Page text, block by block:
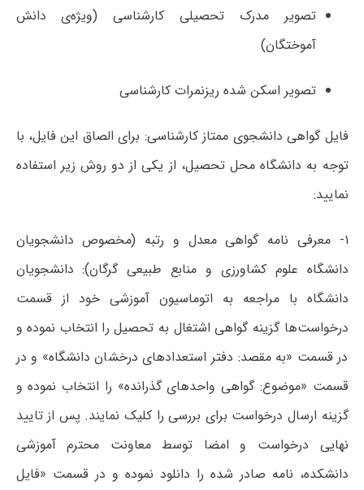
تصویر مدرک تحصیلی کارشناسی (ویژه‌ی دانش
آموختگان)
تصویر اسکن شده ریزنمرات کارشناسی
فایل گواهی دانشجوی ممتاز کارشناسی: برای الصاق این فایل، با
توجه به دانشگاه محل تحصیل، از یکی از دو روش زیر استفاده
نمایید:
۱- معرفی نامه گواهی معدل و رتبه (مخصوص دانشجویان
دانشگاه علوم کشاورزی و منابع طبیعی گرگان): دانشجویان
دانشگاه با مراجعه به اتوماسیون آموزشی خود از قسمت
درخواست‌ها گزینه گواهی اشتغال به تحصیل را انتخاب نموده و
در قسمت «به مقصد: دفتر استعدادهای درخشان دانشگاه» و در
قسمت «موضوع: گواهی واحدهای گذرانده» را انتخاب نموده و
گزینه ارسال درخواست برای بررسی را کلیک نمایند. پس از تایید
نهایی درخواست و امضا توسط معاونت محترم آموزشی
دانشکده، نامه صادر شده را دانلود نموده و در قسمت «فایل